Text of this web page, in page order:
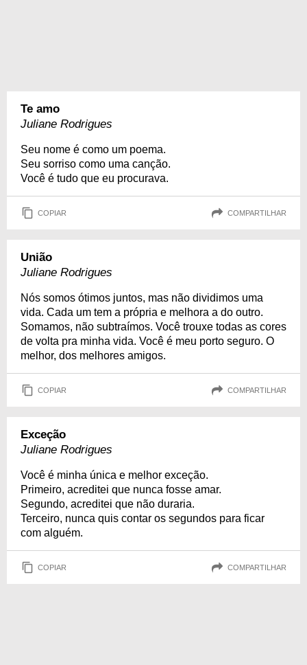
Te amo
Juliane Rodrigues
Seu nome é como um poema.
Seu sorriso como uma canção.
Você é tudo que eu procurava.
COPIAR COMPARTILHAR
União
Juliane Rodrigues
Nós somos ótimos juntos, mas não dividimos uma
vida. Cada um tem a própria e melhora a do outro.
Somamos, não subtraímos. Você trouxe todas as cores
de volta pra minha vida. Você é meu porto seguro. O
melhor, dos melhores amigos.
COPIAR COMPARTILHAR
Exceção
Juliane Rodrigues
Você é minha única e melhor exceção.
Primeiro, acreditei que nunca fosse amar.
Segundo, acreditei que não duraria.
Terceiro, nunca quis contar os segundos para ficar
com alguém.
COPIAR COMPARTILHAR